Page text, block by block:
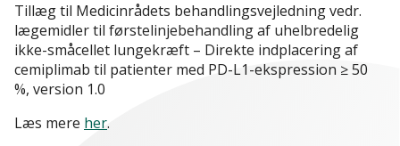
Tillæg til Medicinrådets behandlingsvejledning vedr.
lægemidler til førstelinjebehandling af uhelbredelig
ikke-småcellet lungekræft – Direkte indplacering af
cemiplimab til patienter med PD-L1-ekspression ≥ 50
%, version 1.0
Læs mere her.